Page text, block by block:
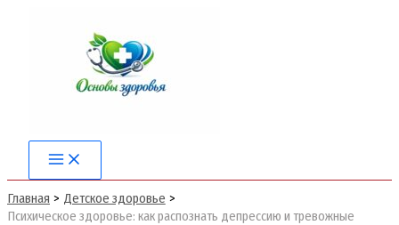
Main
Menu
Главная
Детское здоровье
Психическое здоровье: как распознать депрессию и тревожные